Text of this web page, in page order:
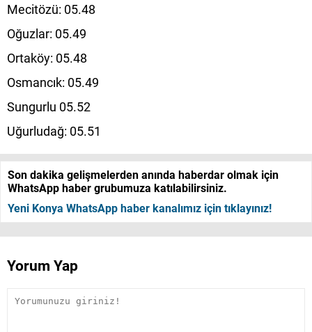
Mecitözü: 05.48
Oğuzlar: 05.49
Ortaköy: 05.48
Osmancık: 05.49
Sungurlu 05.52
Uğurludağ: 05.51
Son dakika gelişmelerden anında haberdar olmak için
WhatsApp haber grubumuza katılabilirsiniz.
Yeni Konya WhatsApp haber kanalımız için tıklayınız!
Yorum Yap